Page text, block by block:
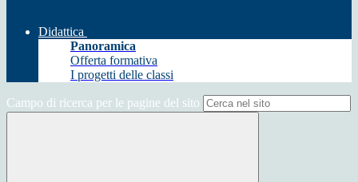
Didattica
Panoramica
Offerta formativa
I progetti delle classi
Campo di ricerca per le pagine del sito